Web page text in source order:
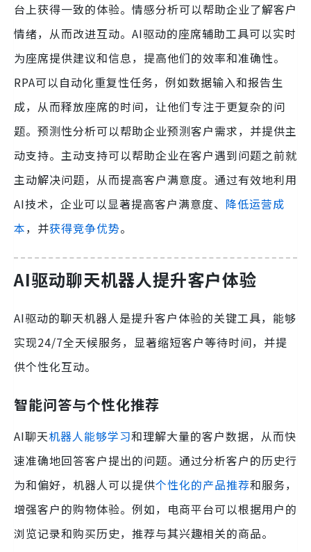
台上获得一致的体验。情感分析可以帮助企业了解客户
情绪，从而改进互动。AI驱动的座席辅助工具可以实时
为座席提供建议和信息，提高他们的效率和准确性。
RPA可以自动化重复性任务，例如数据输入和报告生
成，从而释放座席的时间，让他们专注于更复杂的问
题。预测性分析可以帮助企业预测客户需求，并提供主
动支持。主动支持可以帮助企业在客户遇到问题之前就
主动解决问题，从而提高客户满意度。通过有效地利用
AI技术，企业可以显著提高客户满意度、 降低运营成
本，并获得竞争优势。
AI驱动聊天机器人提升客户体验
AI驱动的聊天机器人是提升客户体验的关键工具，能够
实现24/7全天候服务，显著缩短客户等待时间，并提
供个性化互动。
智能问答与个性化推荐
AI聊天机器人能够学习和理解大量的客户数据，从而快
速准确地回答客户提出的问题。通过分析客户的历史行
为和偏好，机器人可以提供个性化的产品推荐和服务，
增强客户的购物体验。例如，电商平台可以根据用户的
浏览记录和购买历史，推荐与其兴趣相关的商品。